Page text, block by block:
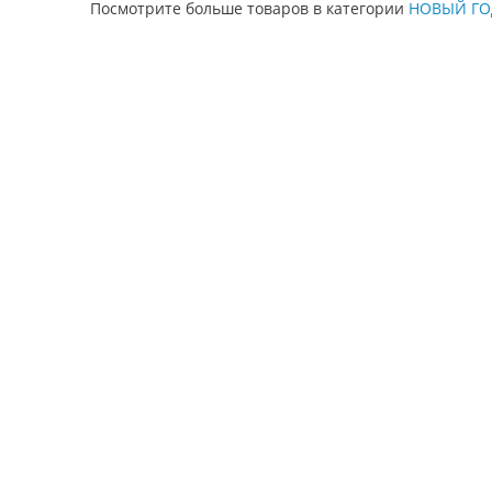
Посмотрите больше товаров в категории НОВЫЙ